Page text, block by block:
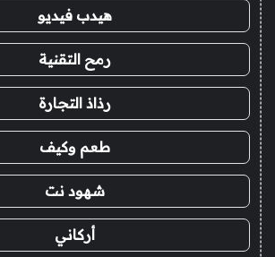
هيدب فيديو
رمح التقنية
رذاذ التجارة
طعم وكيف
شهود نت
أركاني